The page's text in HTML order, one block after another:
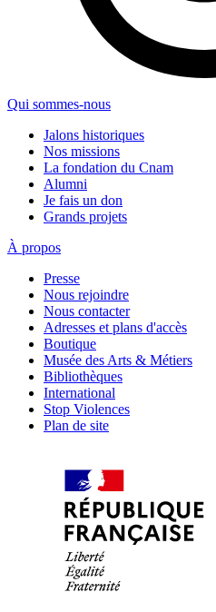
Qui sommes-nous
Jalons historiques
Nos missions
La fondation du Cnam
Alumni
Je fais un don
Grands projets
À propos
Presse
Nous rejoindre
Nous contacter
Adresses et plans d'accès
Boutique
Musée des Arts & Métiers
Bibliothèques
International
Stop Violences
Plan de site